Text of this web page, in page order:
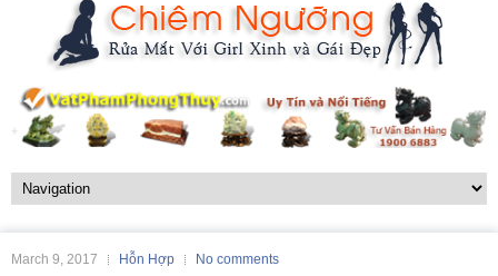
March 9, 2017 Hỗn Hợp No comments